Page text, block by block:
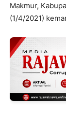
Makmur,
(1/4/2021)